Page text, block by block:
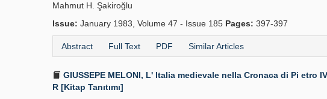
Mahmut H. Şakiroğlu
Issue: January 1983, Volume 47 - Issue 185 Pages: 397-397
Abstract Full Text PDF Similar Articles
GIUSSEPE MELONI, L' Italia medievale nella Cronaca di Pi
R [Kitap Tanıtımı]